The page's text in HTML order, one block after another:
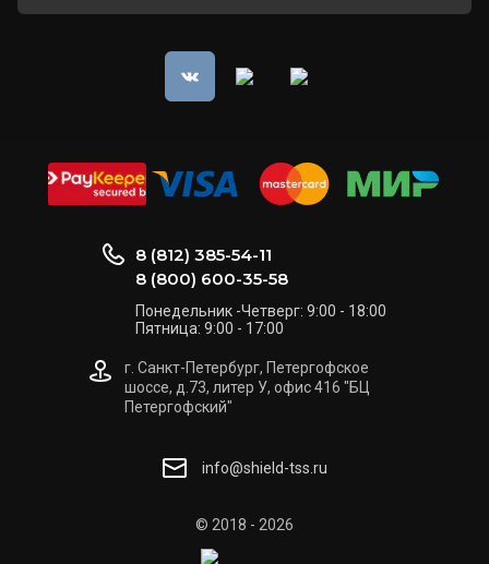
© 2018 - 2026
8 (812) 385-54-11
8 (800) 600-35-58
Понедельник -Четверг: 9:00 - 18:00
Пятница: 9:00 - 17:00
г. Санкт-Петербург, Петергофское
шоссе, д.73, литер У, офис 416 "БЦ
Петергофский"
info@shield-tss.ru